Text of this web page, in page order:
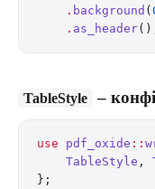
    .
background (
    .
as_header
TableStyle –
use pdf_oxide ::
    TableStyle
,
};